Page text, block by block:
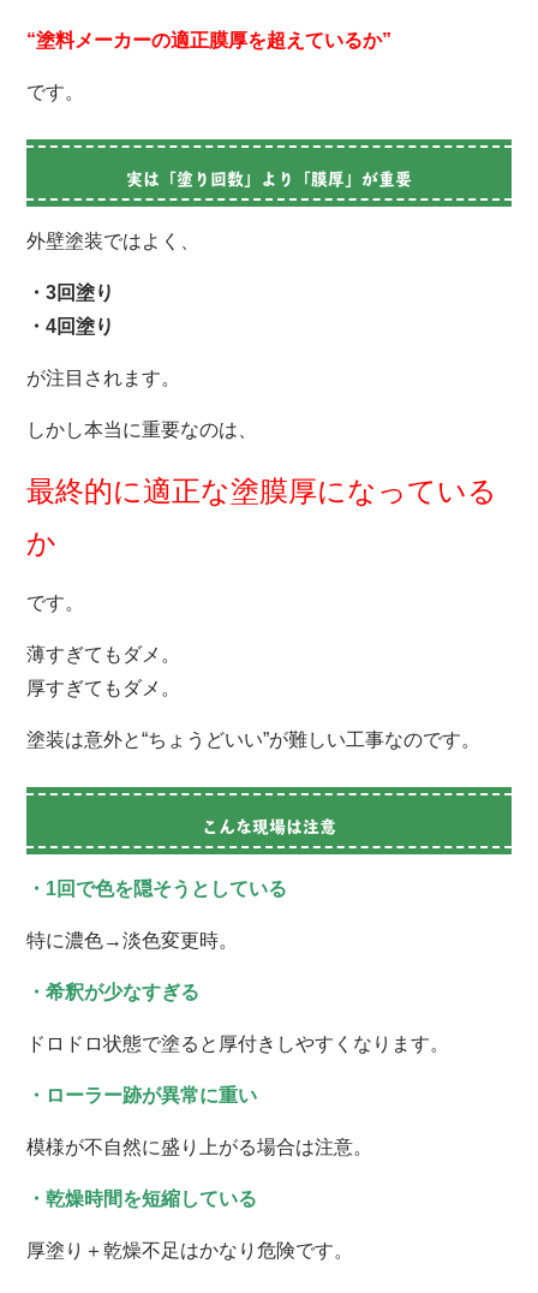
“塗料メーカーの適正膜厚を超えているか”
です。
実は「塗り回数」より「膜厚」が重要
外壁塗装ではよく、
・3回塗り
・4回塗り
が注目されます。
しかし本当に重要なのは、
最終的に適正な塗膜厚になっている
か
です。
薄すぎてもダメ。
厚すぎてもダメ。
塗装は意外と“ちょうどいい”が難しい工事なのです。
こんな現場は注意
・1回で色を隠そうとしている
特に濃色→淡色変更時。
・希釈が少なすぎる
ドロドロ状態で塗ると厚付きしやすくなります。
・ローラー跡が異常に重い
模様が不自然に盛り上がる場合は注意。
・乾燥時間を短縮している
厚塗り＋乾燥不足はかなり危険です。